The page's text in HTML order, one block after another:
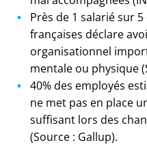
Près de 1 salarié sur
françaises déclare
organisationnel
mentale ou physique
40% des employés
ne met pas en place
suffisant lors des
(Source : Gallup).